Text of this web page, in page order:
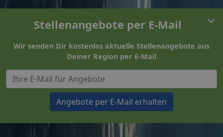
Stellenangebote per E-Mail
Wir senden Dir kostenlos aktuelle Stellenangebote aus
Deiner Region per E-Mail
Angebote per E-Mail erhalten